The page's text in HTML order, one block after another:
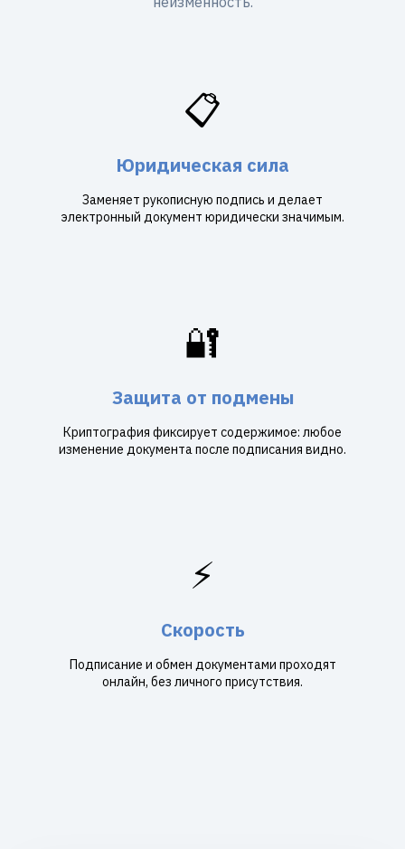
📋
Юридическая сила
Заменяет рукописную подпись и делает
электронный документ юридически значимым.
🔐
Защита от подмены
Криптография фиксирует содержимое: любое
изменение документа после подписания видно.
⚡
Скорость
Подписание и обмен документами проходят
онлайн, без личного присутствия.